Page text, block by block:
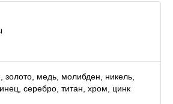
медь, молибден, никель,
серебро, титан, хром, цинк